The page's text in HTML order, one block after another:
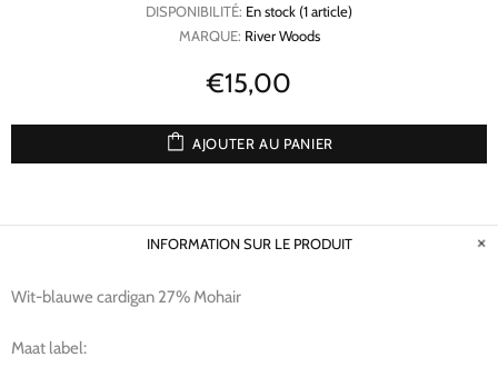
DISPONIBILITÉ: En stock (1 article)
MARQUE: River Woods
€15,00
AJOUTER AU PANIER
INFORMATION SUR LE PRODUIT
Wit-blauwe cardigan 27% Mohair
Maat label: